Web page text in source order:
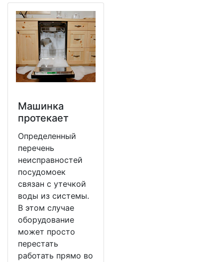
Машинка
протекает
Определенный
перечень
неисправностей
посудомоек
связан с утечкой
воды из системы.
В этом случае
оборудование
может просто
перестать
работать прямо во